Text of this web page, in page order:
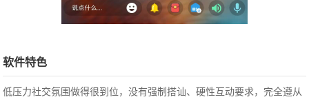
软件特色
低压力社交氛围做得很到位，没有强制搭讪、硬性互动要求，完全遵从